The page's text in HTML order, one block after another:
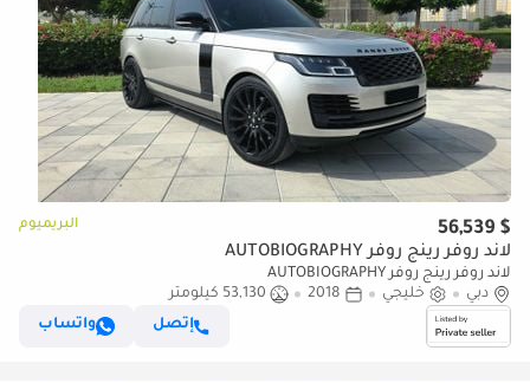
$ 56,539 البريميوم
لاند روفر رينج روفر AUTOBIOGRAPHY
لاند روفر رينج روفر AUTOBIOGRAPHY
دبي
خليجي 2018
53,130 كيلومتر
إتصل
واتساب